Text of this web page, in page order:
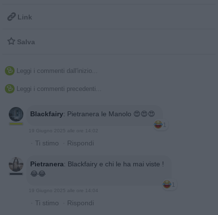
 Link
 Salva
 Leggi i commenti dall'inizio...
 Leggi i commenti precedenti...
Blackfairy: Pietranera le Manolo 😍😍😍
1
19 Giugno 2025 alle ore 14:02
· Ti stimo · Rispondi
Pietranera: Blackfairy e chi le ha mai viste !
😂😂
1
19 Giugno 2025 alle ore 14:04
· Ti stimo · Rispondi